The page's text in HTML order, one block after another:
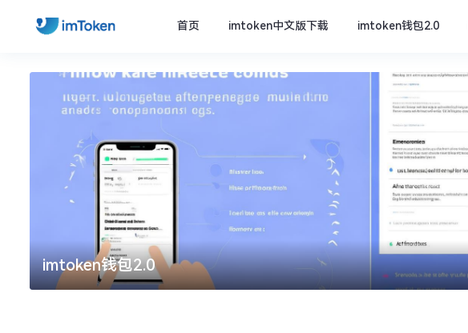
首页 imtoken中文版下载 imtoken钱包2.0
imtoken钱包2.0